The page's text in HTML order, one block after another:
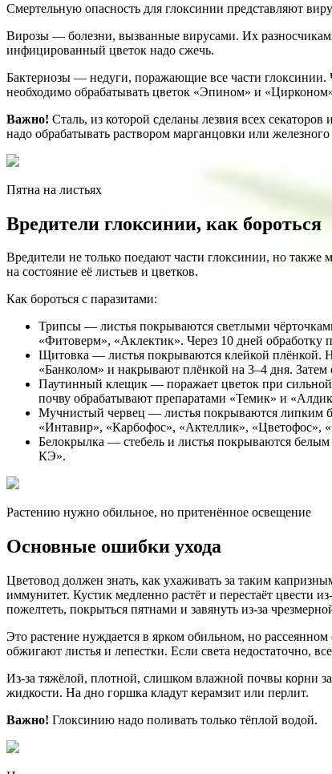
Смертельную опасность для глоксинии представляют
Вирозы — болезни, вызванные вирусами. Их
инфицированный цветок надо сжечь.
Бактериозы — недуги, поражающие все части глоксинии.
необходимо обрабатывать цветок «Эпином» и
Важно! Сталь, из которой сделаны лезвия всех
надо обрабатывать раствором марганцовки или
Пятна на листьях
Вредители глоксинии, как бороться
Вредители не только поедают части глоксинии, но также
на состояние её листьев и цветков.
Как бороться с паразитами:
Трипсы — листья покрываются светлыми
«Фитоверм», «Аклектик». Через 10 дней обработку
Щитовка — листья покрываются клейкой плёнкой.
«Банколом» и накрывают плёнкой на 3–4 дня.
Паутинный клещик — поражает цветок при сильной
почву обрабатывают препаратами «Темик» и
Мучнистый червец — листья покрываются липким
«Интавир», «Карбофос», «Актеллик», «Цветофос»,
Белокрылка — стебель и листья покрываются
КЭ».
Растению нужно обильное, но притенённое освещение
Основные ошибки ухода
Цветовод должен знать, как ухаживать за таким
иммунитет. Кустик медленно растёт и перестаёт цвести
пожелтеть, покрыться пятнами и завянуть из-за
Это растение нуждается в ярком обильном, но
обжигают листья и лепестки. Если света недостаточно,
Из-за тяжёлой, плотной, слишком влажной почвы корни
жидкости. На дно горшка кладут керамзит или перлит.
Важно! Глоксинию надо поливать только тёплой водой.